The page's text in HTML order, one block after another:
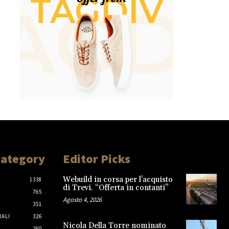
1338
765
351
326
Editor Picks
Webuild in corsa per l’acquisto
di Trevi. “Offerta in contanti”
Agosto 4, 2026
Nicola Della Torre nominato